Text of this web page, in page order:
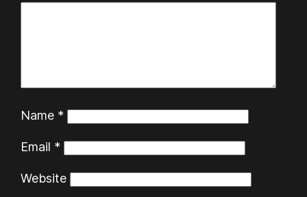
Name *
Email *
Website